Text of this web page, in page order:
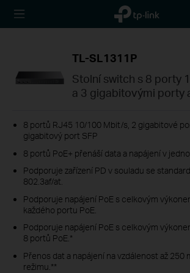
TP-Link,
Reliably
TL-SL1311P
Stolní switch s 8 porty
a 3 gigabitovými porty
8 portů RJ45 10/100 Mbit/s, 2 gigabitové
gigabitový port SFP
8 portů PoE+ přenáší data a napájení v
Podporuje zařízení PD v souladu se
802.3af/at.
Podporuje napájení PoE s celkovým
každého portu PoE.
Podporuje napájení PoE s celkovým
8 portů PoE.*
Přenos dat a napájení na vzdálenost až 250
režimu.**